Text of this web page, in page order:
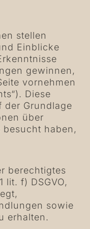
stellen
Einblicke
gewinnen,
vornehmen
Diese
der Grundlage
über
besucht haben,
berechtigtes
lit. f) DSGVO,
sowie
erhalten.